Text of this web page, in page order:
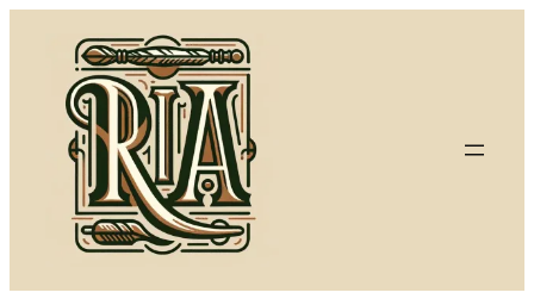
turinio